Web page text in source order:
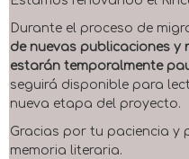
Durante el proceso de
de nuevas publicaciones y
estarán temporalmente
seguirá disponible para
nueva etapa del proyecto.
Gracias por tu paciencia y
memoria literaria.